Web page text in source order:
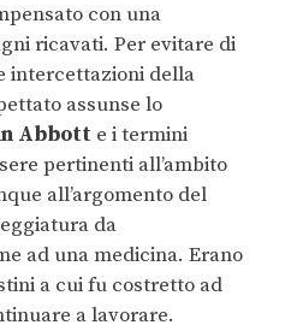
con una
ricavati. Per evitare di
intercettazioni della
assunse lo
Abbott e i termini
pertinenti all’ambito
all’argomento del
da
ad una medicina. Erano
a cui fu costretto ad
a lavorare.